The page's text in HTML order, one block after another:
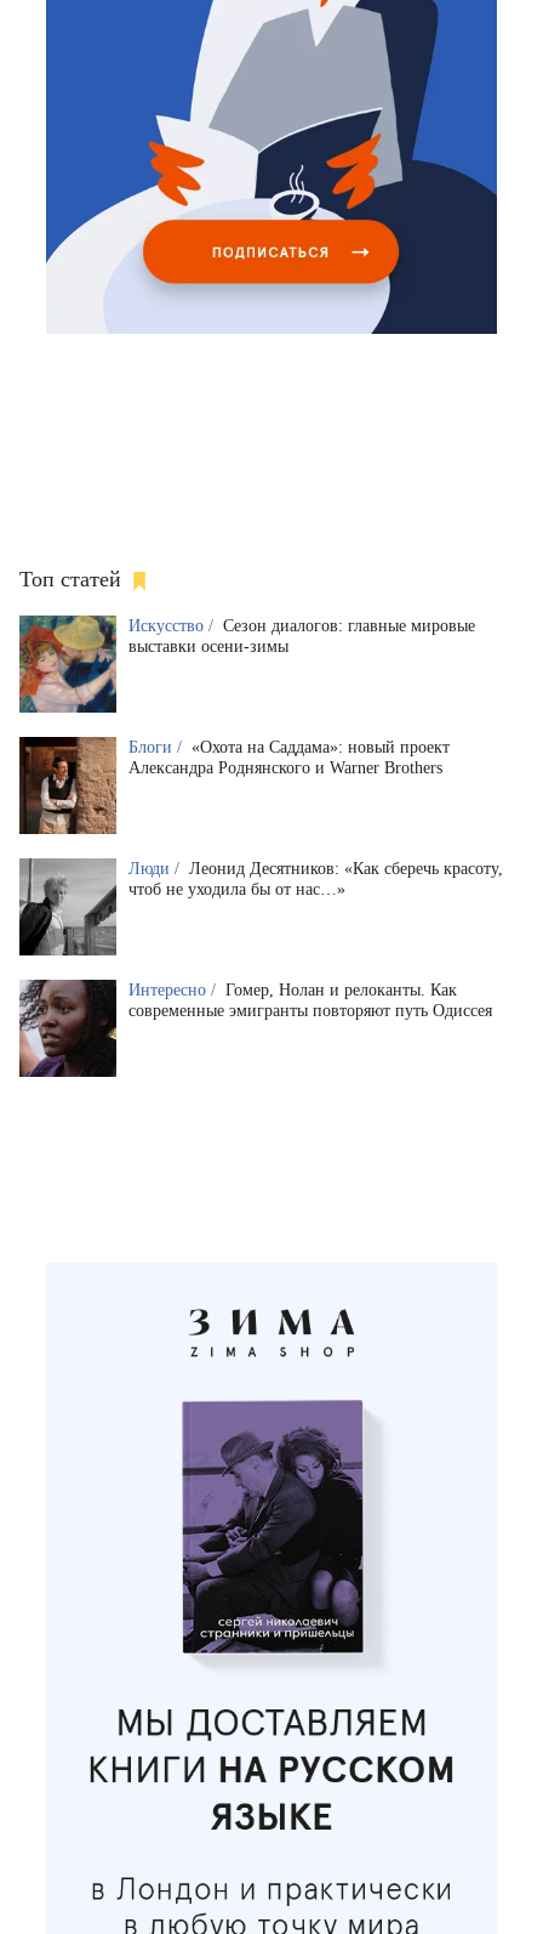
Топ статей
Искусство / Сезон диалогов: главные мировые
выставки осени-зимы
Блоги / «Охота на Саддама»: новый проект
Александра Роднянского и Warner Brothers
Люди / Леонид Десятников: «Как сберечь красоту,
чтоб не уходила бы от нас…»
Интересно / Гомер, Нолан и релоканты. Как
современные эмигранты повторяют путь Одиссея